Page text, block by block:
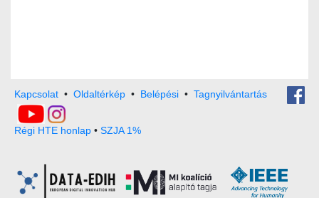
Kapcsolat • Oldaltérkép • Belépési • Tagnyilvántartás
Régi HTE honlap • SZJA 1%